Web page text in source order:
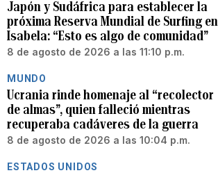
Japón y Sudáfrica para establecer la
próxima Reserva Mundial de Surfing en
Isabela: “Esto es algo de comunidad”
8 de agosto de 2026 a las 11:10 p.m.
MUNDO
Ucrania rinde homenaje al “recolector
de almas”, quien falleció mientras
recuperaba cadáveres de la guerra
8 de agosto de 2026 a las 10:04 p.m.
ESTADOS UNIDOS